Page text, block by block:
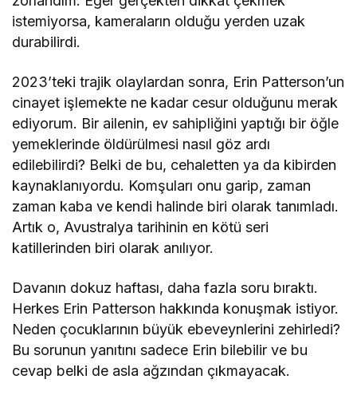
istemiyorsa, kameraların olduğu yerden uzak
durabilirdi.
2023’teki trajik olaylardan sonra, Erin Patterson’un
cinayet işlemekte ne kadar cesur olduğunu merak
ediyorum. Bir ailenin, ev sahipliğini yaptığı bir öğle
yemeklerinde öldürülmesi nasıl göz ardı
edilebilirdi? Belki de bu, cehaletten ya da kibirden
kaynaklanıyordu. Komşuları onu garip, zaman
zaman kaba ve kendi halinde biri olarak tanımladı.
Artık o, Avustralya tarihinin en kötü seri
katillerinden biri olarak anılıyor.
Davanın dokuz haftası, daha fazla soru bıraktı.
Herkes Erin Patterson hakkında konuşmak istiyor.
Neden çocuklarının büyük ebeveynlerini zehirledi?
Bu sorunun yanıtını sadece Erin bilebilir ve bu
cevap belki de asla ağzından çıkmayacak.